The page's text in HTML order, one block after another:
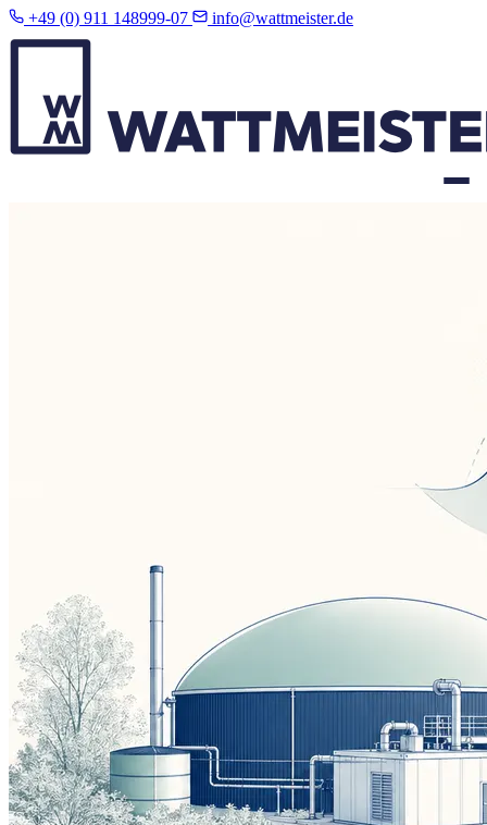
+49 (0) 911 148999-07 info@wattmeister.de